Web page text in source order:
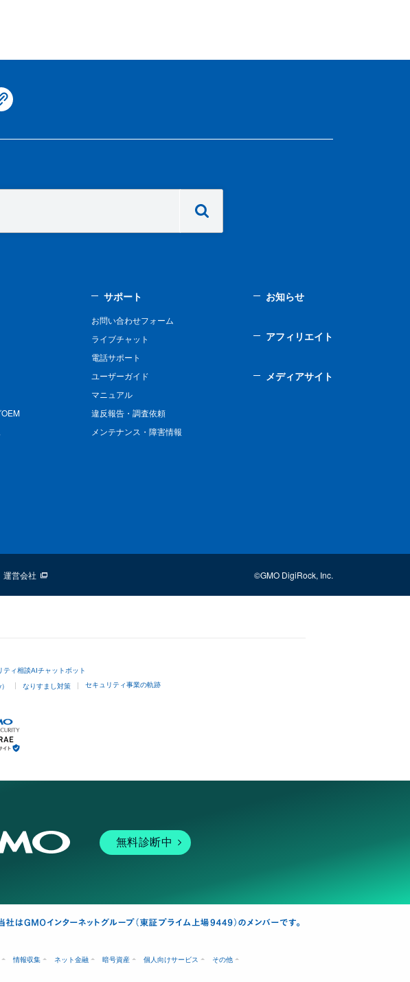
copy
サポート
お問い合わせフォーム
ライブチャット
電話サポート
ユーザーガイド
マニュアル
違反報告・調査依頼
メンテナンス・障害情報
お知らせ
アフィリエイト
メディアサイト
運営会社 ©GMO DigiRock, Inc.
ティ相談AIチャットボット
なりすまし対策 セキュリティ事業の軌跡
無料診断中
情報収集 ネット金融 暗号資産 個人向けサービス その他